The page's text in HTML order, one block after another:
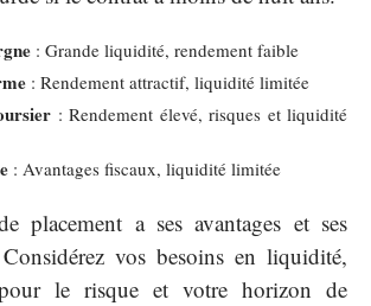
: Grande liquidité, rendement faible
: Rendement attractif, liquidité limitée
: Rendement élevé, risques et liquidité
: Avantages fiscaux, liquidité limitée
placement a ses avantages et ses
vos besoins en liquidité,
le risque et votre horizon de